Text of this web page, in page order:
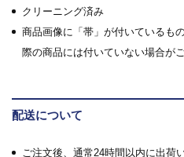
クリーニング済み
商品画像に「帯」が付いているも
際の商品には付いていない場合が
配送について
ご注文後、通常24時間以内に出荷